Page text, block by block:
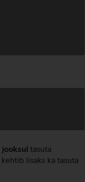
jooksul tasuta
lisaks ka tasuta